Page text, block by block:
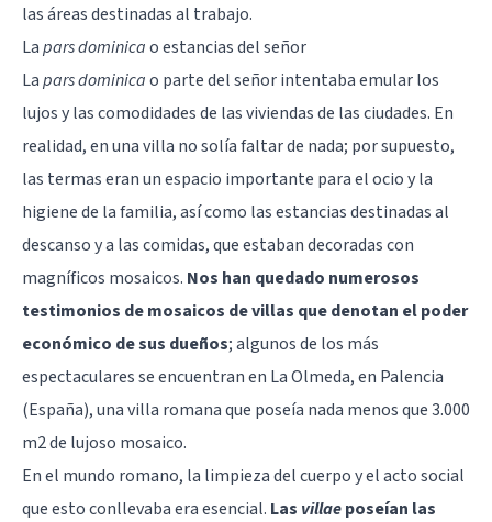
las áreas destinadas al trabajo.
Lapars dominicao estancias del señor
Lapars dominicao parte del señor intentaba emular los
lujos y las comodidades de las viviendas de las ciudades. En
realidad, en una villa no solía faltar de nada; por supuesto,
las termas eran un espacio importante para el ocio y la
higiene de la familia, así como las estancias destinadas al
descanso y a las comidas, que estaban decoradas con
magníficos mosaicos. Nos han quedado numerosos
testimonios de mosaicos de villas que denotan el poder
económico de sus dueños; algunos de los más
espectaculares se encuentran en La Olmeda, en Palencia
(España), una villa romana que poseía nada menos que 3.000
m2 de lujoso mosaico.
En el mundo romano, la limpieza del cuerpo y el acto social
que esto conllevaba era esencial. Las villaeposeían las